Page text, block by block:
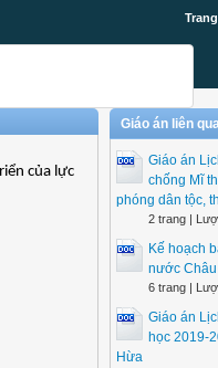
của lực
Giáo án liên
Giáo án
chống Mĩ
phóng dân tộc,
2 trang |
Kế hoạch
nước
6 trang |
Giáo án
học 2019-
Hừa